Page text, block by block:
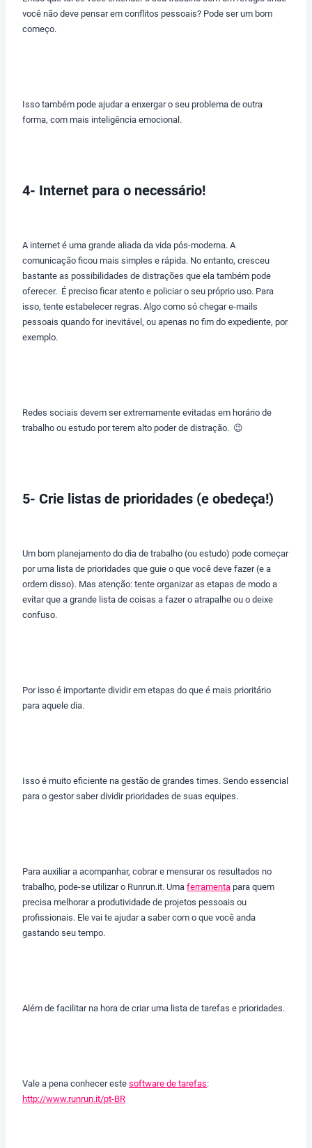
você não deve pensar em conflitos pessoais? Pode ser um bom
começo.
Isso também pode ajudar a enxergar o seu problema de outra
forma, com mais inteligência emocional.
4- Internet para o necessário!
A internet é uma grande aliada da vida pós-moderna. A
comunicação ficou mais simples e rápida. No entanto, cresceu
bastante as possibilidades de distrações que ela também pode
oferecer. É preciso ficar atento e policiar o seu próprio uso. Para
isso, tente estabelecer regras. Algo como só chegar e-mails
pessoais quando for inevitável, ou apenas no fim do expediente, por
exemplo.
Redes sociais devem ser extremamente evitadas em horário de
trabalho ou estudo por terem alto poder de distração. 😉
5- Crie listas de prioridades (e obedeça!)
Um bom planejamento do dia de trabalho (ou estudo) pode começar
por uma lista de prioridades que guie o que você deve fazer (e a
ordem disso). Mas atenção: tente organizar as etapas de modo a
evitar que a grande lista de coisas a fazer o atrapalhe ou o deixe
confuso.
Por isso é importante dividir em etapas do que é mais prioritário
para aquele dia.
Isso é muito eficiente na gestão de grandes times. Sendo essencial
para o gestor saber dividir prioridades de suas equipes.
Para auxiliar a acompanhar, cobrar e mensurar os resultados no
trabalho, pode-se utilizar o Runrun.it. Uma ferramenta para quem
precisa melhorar a produtividade de projetos pessoais ou
profissionais. Ele vai te ajudar a saber com o que você anda
gastando seu tempo.
Além de facilitar na hora de criar uma lista de tarefas e prioridades.
Vale a pena conhecer este software de tarefas:
http://www.runrun.it/pt-BR